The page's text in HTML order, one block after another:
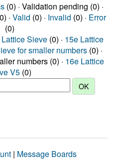
(0) · Validation pending (0) ·
· Valid (0) · Invalid (0) · Error
(0)
Sieve (0) · 15e Lattice
for smaller numbers (0) ·
numbers (0) · 16e Lattice
V5 (0)
| Message Boards